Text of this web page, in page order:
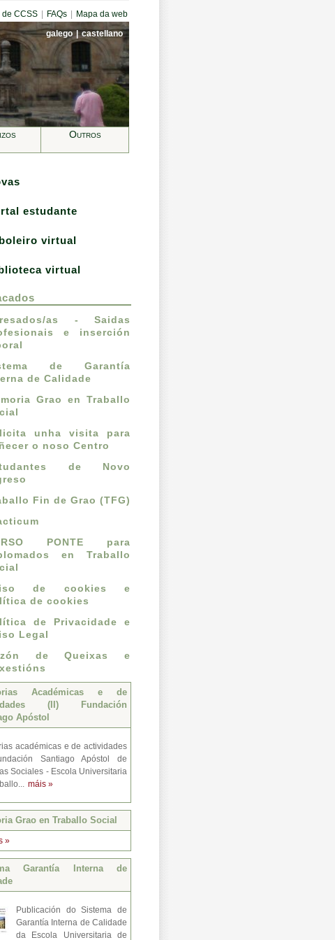
de CCSS FAQs
Mapa da web
galego|castellano
Outros
estudante
virtual
virtual
as - Saidas
e inserción
de Garantía
de Calidade
Grao en Traballo
unha visita para
o noso Centro
de Novo
Fin de Grao (TFG)
PONTE para
en Traballo
de cookies e
de cookies
de Privacidade e
Legal
de Queixas e
Académicas e de
(II) Fundación
Apóstol
académicas e de actividades
Santiago Apóstol de
Sociales - Escola Universitaria
máis »
Grao en Traballo Social
»
Garantía Interna de
Publicación do Sistema de
Garantía Interna de Calidade
da Escola Universitaria de